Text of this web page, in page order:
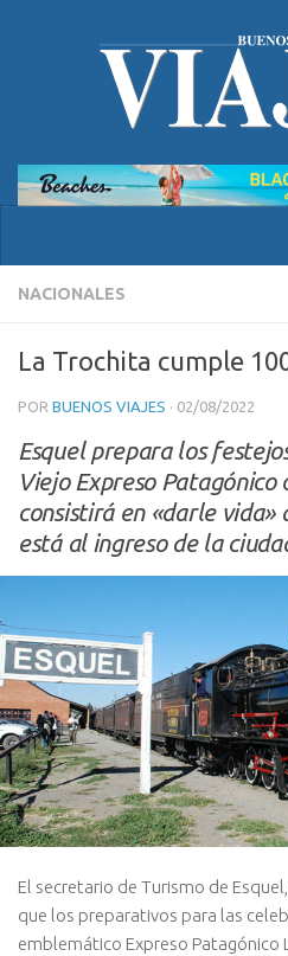
NACIONALES
La Trochita cumple
POR BUENOS VIAJES · 02/08/2022
Esquel prepara los
Viejo Expreso Patagónico
consistirá en «darle
está al ingreso de la
El secretario de Turismo de Esquel,
que los preparativos para las
emblemático Expreso Patagónico